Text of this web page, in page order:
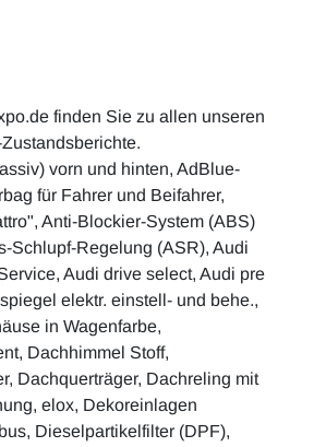
finden Sie zu allen unseren
vorn und hinten, AdBlue-
für Fahrer und Beifahrer,
Anti-Blockier-System (ABS)
Schlupf-Regelung (ASR), Audi
Audi drive select, Audi pre
elektr. einstell- und behe.,
in Wagenfarbe,
Dachhimmel Stoff,
Dachquerträger, Dachreling mit
elox, Dekoreinlagen
Dieselpartikelfilter (DPF),